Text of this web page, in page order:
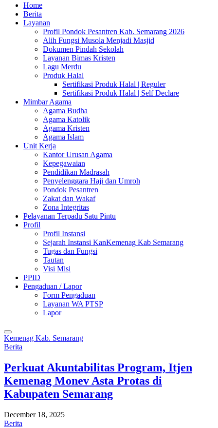
Home
Berita
Layanan
Profil Pondok Pesantren Kab. Semarang 2026
Alih Fungsi Musola Menjadi Masjid
Dokumen Pindah Sekolah
Layanan Bimas Kristen
Lagu Merdu
Produk Halal
Sertifikasi Produk Halal | Reguler
Sertifikasi Produk Halal | Self Declare
Mimbar Agama
Agama Budha
Agama Katolik
Agama Kristen
Agama Islam
Unit Kerja
Kantor Urusan Agama
Kepegawaian
Pendidikan Madrasah
Penyelenggara Haji dan Umroh
Pondok Pesantren
Zakat dan Wakaf
Zona Integritas
Pelayanan Terpadu Satu Pintu
Profil
Profil Instansi
Sejarah Instansi KanKemenag Kab Semarang
Tugas dan Fungsi
Tautan
Visi Misi
PPID
Pengaduan / Lapor
Form Pengaduan
Layanan WA PTSP
Lapor
Kemenag Kab. Semarang
Berita
Perkuat Akuntabilitas Program, Itjen
Kemenag Monev Asta Protas di
Kabupaten Semarang
December 18, 2025
Berita